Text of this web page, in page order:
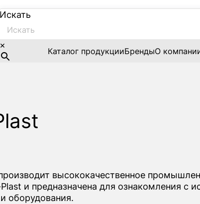
Искать
×
Каталог продукцииБрендыО
высококачественное
и предназначена для ознакомления с
оборудования.